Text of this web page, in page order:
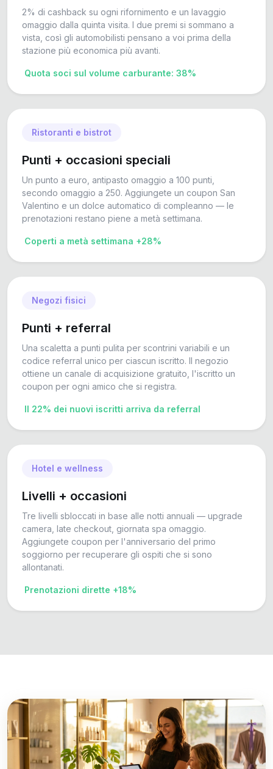
2% di cashback su ogni rifornimento e un lavaggio
omaggio dalla quinta visita. I due premi si sommano a
vista, così gli automobilisti pensano a voi prima della
stazione più economica più avanti.
Quota soci sul volume carburante: 38%
Ristoranti e bistrot
Punti + occasioni speciali
Un punto a euro, antipasto omaggio a 100 punti,
secondo omaggio a 250. Aggiungete un coupon San
Valentino e un dolce automatico di compleanno — le
prenotazioni restano piene a metà settimana.
Coperti a metà settimana +28%
Negozi fisici
Punti + referral
Una scaletta a punti pulita per scontrini variabili e un
codice referral unico per ciascun iscritto. Il negozio
ottiene un canale di acquisizione gratuito, l'iscritto un
coupon per ogni amico che si registra.
Il 22% dei nuovi iscritti arriva da referral
Hotel e wellness
Livelli + occasioni
Tre livelli sbloccati in base alle notti annuali — upgrade
camera, late checkout, giornata spa omaggio.
Aggiungete coupon per l'anniversario del primo
soggiorno per recuperare gli ospiti che si sono
allontanati.
Prenotazioni dirette +18%